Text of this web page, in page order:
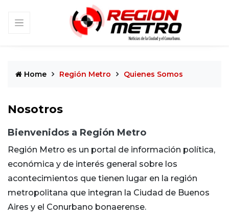
Home Región Metro Quienes Somos
Nosotros
Bienvenidos a Región Metro
Región Metro es un portal de información política,
económica y de interés general sobre los
acontecimientos que tienen lugar en la región
metropolitana que integran la Ciudad de Buenos
Aires y el Conurbano bonaerense.